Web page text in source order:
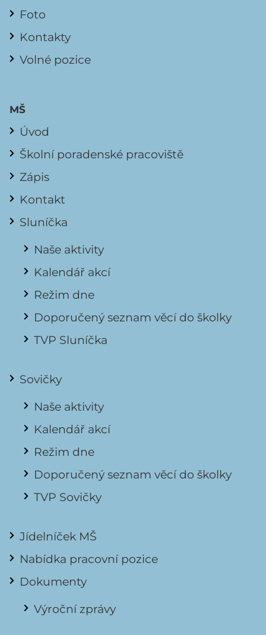
Foto
Kontakty
Volné pozice
MŠ
Úvod
Školní poradenské pracoviště
Zápis
Kontakt
Sluníčka
Naše aktivity
Kalendář akcí
Režim dne
Doporučený seznam věcí do školky
TVP Sluníčka
Sovičky
Naše aktivity
Kalendář akcí
Režim dne
Doporučený seznam věcí do školky
TVP Sovičky
Jídelníček MŠ
Nabídka pracovní pozice
Dokumenty
Výroční zprávy